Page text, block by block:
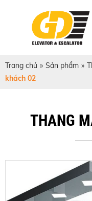
Trang chủ » Sản phẩm »
khách 02
THANG